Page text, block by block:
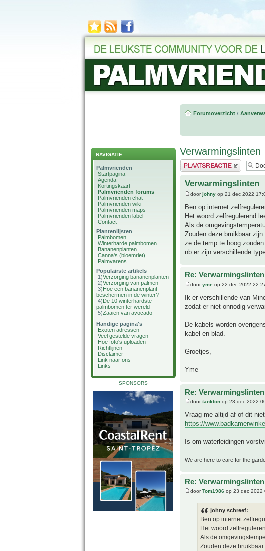
NAVIGATIE
Palmvrienden
Startpagina
Agenda
Kortingskaart
Palmvrienden forums
Palmvrienden chat
Palmvrienden wiki
Palmvrienden maps
Palmvrienden label
Contact
Plantenlijsten
Palmbomen
Winterharde palmbomen
Bananenplanten
Canna's (bloemriet)
Palmvarens
Populairste artikels
1)Verzorging bananenplanten
2)Verzorging van palmen
3)Hoe een bananenplant
beschermen in de winter?
4)De 10 winterhardste
palmbomen ter wereld
5)Zaaien van avocado
Handige pagina's
Exoten adressen
Veel gestelde vragen
Hoe foto's uploaden
Richtlijnen
Disclaimer
Link naar ons
Links
SPONSORS
Forumoverzicht ‹
Verwarmingslinten
Plaats een reactie
Verwarmingslinten
doorjohny op 21 dec 2022
Ben op internet
Het woord zelfregulerend
Als de
Zouden deze bruikbaar
ze de temp te hoog
nb er zijn verschillende
Re: Verwarmingslinten
dooryme op 22 dec 2022
Ik er verschillende van
zodat er niet onnodig
De kabels worden
kabel en blad.
Groetjes,
Yme
Re: Verwarmingslinten
doortankton op 23 dec 2022
Vraag me altijd af of dit
https://
Is om waterleidingen
We are here to care for the
Re: Verwarmingslinten
doorTom1986 op 23 dec 2022
johny schreef:
Ben op internet
Het woord
Als de
Zouden deze